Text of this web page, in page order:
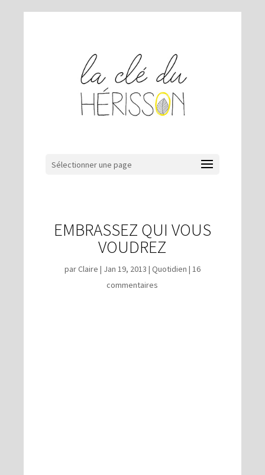
Sélectionner une page
EMBRASSEZ QUI VOUS
VOUDREZ
parClaire | Jan 19, 2013 | Quotidien | 16
commentaires